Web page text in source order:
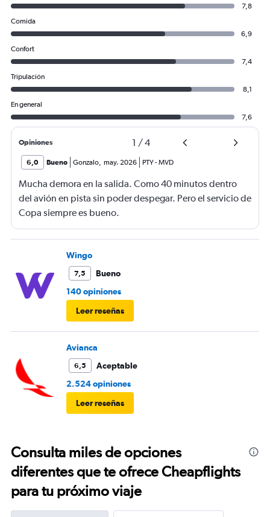
7,8
Comida
6,9
Confort
7,4
Tripulación
8,1
En general
7,6
Opiniones 1 /4
6,0 Bueno Gonzalo, may. 2026 PTY-MVD
Mucha demora en la salida. Como 40 minutos dentro
del avión en pista sin poder despegar. Pero el servicio de
Copa siempre es bueno.
Wingo
7,5
Bueno
140 opiniones
Leer reseñas
Avianca
6,5
Aceptable
2.524 opiniones
Leer reseñas
Consulta miles de opciones
diferentes que te ofrece Cheapflights
para tu próximo viaje